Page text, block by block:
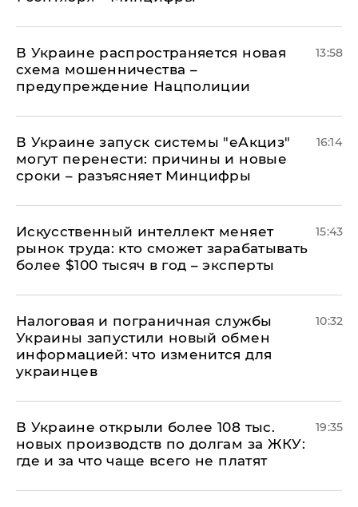
В Украине распространяется новая
схема мошенничества –
предупреждение Нацполиции
13:58
В Украине запуск системы "еАкциз"
могут перенести: причины и новые
сроки – разъясняет Минцифры
16:14
Искусственный интеллект меняет
рынок труда: кто сможет зарабатывать
более $100 тысяч в год – эксперты
15:43
Налоговая и пограничная службы
Украины запустили новый обмен
информацией: что изменится для
украинцев
10:32
В Украине открыли более 108 тыс.
новых производств по долгам за ЖКУ:
где и за что чаще всего не платят
19:35